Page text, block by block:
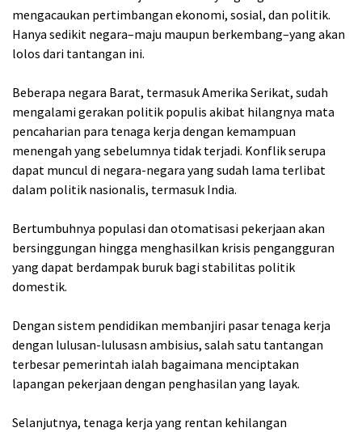
mengacaukan pertimbangan ekonomi, sosial, dan politik.
Hanya sedikit negara–maju maupun berkembang–yang akan
lolos dari tantangan ini.
Beberapa negara Barat, termasuk Amerika Serikat, sudah
mengalami gerakan politik populis akibat hilangnya mata
pencaharian para tenaga kerja dengan kemampuan
menengah yang sebelumnya tidak terjadi. Konflik serupa
dapat muncul di negara-negara yang sudah lama terlibat
dalam politik nasionalis, termasuk India.
Bertumbuhnya populasi dan otomatisasi pekerjaan akan
bersinggungan hingga menghasilkan krisis pengangguran
yang dapat berdampak buruk bagi stabilitas politik
domestik.
Dengan sistem pendidikan membanjiri pasar tenaga kerja
dengan lulusan-lulusasn ambisius, salah satu tantangan
terbesar pemerintah ialah bagaimana menciptakan
lapangan pekerjaan dengan penghasilan yang layak.
Selanjutnya, tenaga kerja yang rentan kehilangan